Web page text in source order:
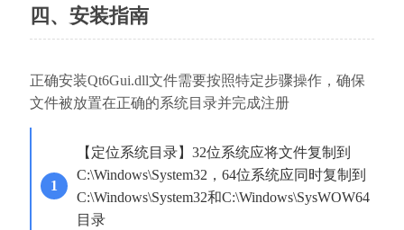
四、安装指南
正确安装Qt6Gui.dll文件需要按照特定步骤操作，确保
文件被放置在正确的系统目录并完成注册
【定位系统目录】32位系统应将文件复制到
C:\Windows\System32，64位系统应同时复制到
C:\Windows\System32和C:\Windows\SysWOW64
目录